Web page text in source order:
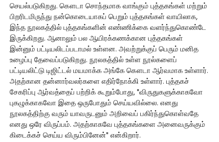
செயல்படுகிறது. கௌடா சொந்தமாக வாங்கும் புத்தகங்கள் மற்றும்
பிறரிடமிருந்து நன்கொடையாகப் பெறும் புத்தகங்கள் வாயிலாக,
இந்த நூலகத்தில் புத்தகங்களின் எண்ணிக்கை வளர்ந்துகொண்டே
இருக்கிறது. ஆனாலும் பல ஆயிரக்கணக்கான புத்தகங்கள்
இன்னும் பட்டியலிடப்படாமல் உள்ளன. அவற்றுக்குப் பெரும் மனித
உழைப்பு தேவைப்படுகிறது. நூலகத்தில் உள்ள நூல்களைப்
பட்டியலிட்டு டிஜிட்டல் மயமாக்க அங்கே கௌடா ஆர்வமாக உள்ளார்.
அதற்கான தன்னார்வலர்களை எதிர்நோக்கி உள்ளார். புத்தகச்
சேகரிப்பு ஆர்வத்தைப் பற்றிக் கூறும்போது, "விருதுகளுக்காகவோ
புகழுக்காகவோ இதை ஒருபோதும் செய்யவில்லை. எனது
நூலகத்திற்கு வரும் யாவருடனும் அறிவைப் பகிர்ந்துகொள்வதே
எனது ஒரே விருப்பம். அதற்காகவே புத்தகங்களை அனைவருக்கும்
கிடைக்கச் செய்ய விரும்பினேன்" என்கிறார்.